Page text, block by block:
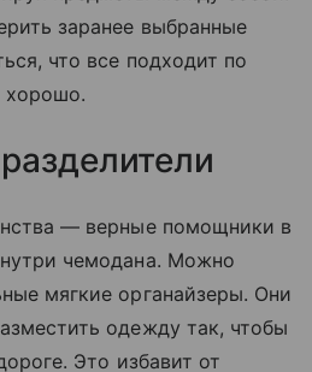
заранее выбранные
что все подходит по
хорошо.
— верные помощники в
чемодана. Можно
мягкие органайзеры. Они
одежду так, чтобы
Это избавит от